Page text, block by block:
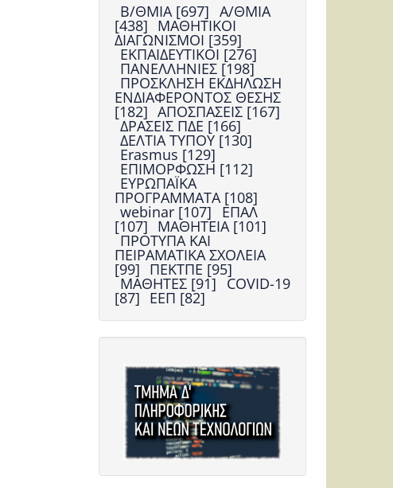
Β/ΘΜΙΑ [697] Α/ΘΜΙΑ
[438] ΜΑΘΗΤΙΚΟΙ
ΔΙΑΓΩΝΙΣΜΟΙ [359]
ΕΚΠΑΙΔΕΥΤΙΚΟΙ [276]
ΠΑΝΕΛΛΗΝΙΕΣ [198]
ΠΡΟΣΚΛΗΣΗ ΕΚΔΗΛΩΣΗ
ΕΝΔΙΑΦΕΡΟΝΤΟΣ ΘΕΣΗΣ
[182] ΑΠΟΣΠΑΣΕΙΣ [167]
ΔΡΑΣΕΙΣ ΠΔΕ [166]
ΔΕΛΤΙΑ ΤΥΠΟΥ [130]
Erasmus [129]
ΕΠΙΜΟΡΦΩΣΗ [112]
ΕΥΡΩΠΑΪΚΑ
ΠΡΟΓΡΑΜΜΑΤΑ [108]
webinar [107] ΕΠΑΛ
[107] ΜΑΘΗΤΕΙΑ [101]
ΠΡΟΤΥΠΑ ΚΑΙ
ΠΕΙΡΑΜΑΤΙΚΑ ΣΧΟΛΕΙΑ
[99] ΠΕΚΤΠΕ [95]
ΜΑΘΗΤΕΣ [91] COVID-19
[87] ΕΕΠ [82]